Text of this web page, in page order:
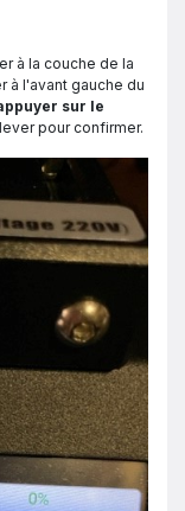
à la couche de la
à l'avant gauche du
sur le
pour confirmer.